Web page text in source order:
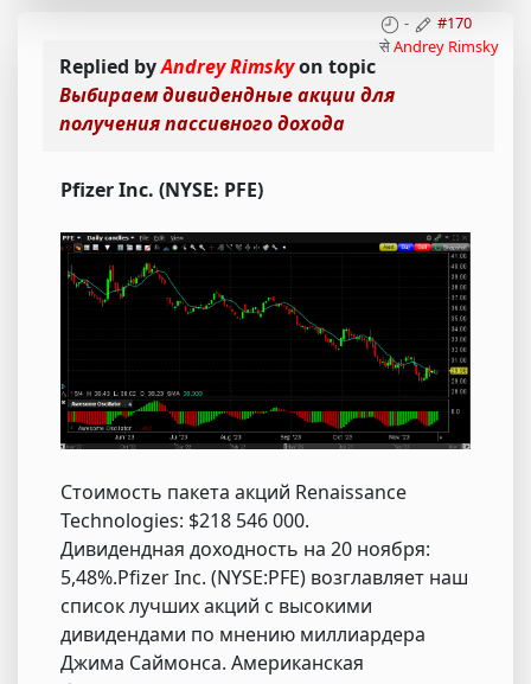
-
#170
सेAndrey Rimsky
Replied byAndrey Rimskyon topic
Выбираем дивидендные акции для
получения пассивного дохода
Pfizer Inc. (NYSE: PFE)
Стоимость пакета акций Renaissance
Technologies: $218 546 000.
Дивидендная доходность на 20 ноября:
5,48%.Pfizer Inc. (NYSE:PFE) возглавляет наш
список лучших акций с высокими
дивидендами по мнению миллиардера
Джима Саймонса. Американская